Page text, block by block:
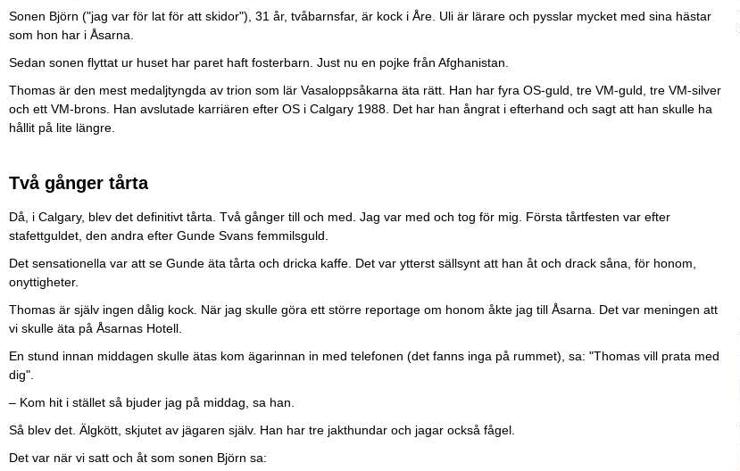
Sonen Björn ("jag var för lat för att skidor"), 31 år, tvåbarnsfar, är kock i Åre. Uli är lärare och pysslar mycket med sina hästar
som hon har i Åsarna.
Sedan sonen flyttat ur huset har paret haft fosterbarn. Just nu en pojke från Afghanistan.
Thomas är den mest medaljtyngda av trion som lär Vasaloppsåkarna äta rätt. Han har fyra OS-guld, tre VM-guld, tre VM-silver
och ett VM-brons. Han avslutade karriären efter OS i Calgary 1988. Det har han ångrat i efterhand och sagt att han skulle ha
hållit på lite längre.
Två gånger tårta
Då, i Calgary, blev det definitivt tårta. Två gånger till och med. Jag var med och tog för mig. Första tårtfesten var efter
stafettguldet, den andra efter Gunde Svans femmilsguld.
Det sensationella var att se Gunde äta tårta och dricka kaffe. Det var ytterst sällsynt att han åt och drack såna, för honom,
onyttigheter.
Thomas är själv ingen dålig kock. När jag skulle göra ett större reportage om honom åkte jag till Åsarna. Det var meningen att
vi skulle äta på Åsarnas Hotell.
En stund innan middagen skulle ätas kom ägarinnan in med telefonen (det fanns inga på rummet), sa: "Thomas vill prata med
dig".
– Kom hit i stället så bjuder jag på middag, sa han.
Så blev det. Älgkött, skjutet av jägaren själv. Han har tre jakthundar och jagar också fågel.
Det var när vi satt och åt som sonen Björn sa: